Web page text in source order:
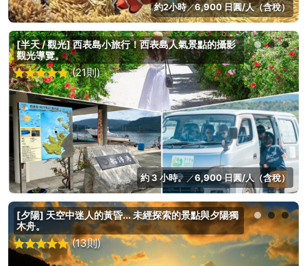
約2小時／6,900 日圓/人（含稅）
[半天 / 觀光] 西表島小旅行！西表島人氣景點的攝影
觀光導覽。
(21則)
約 3 小時。／6,900 日圓/人（含稅）
[夕陽] 天空中迷人的黃昏... 未經探索的景點與夕陽獨
木舟。
(13則)